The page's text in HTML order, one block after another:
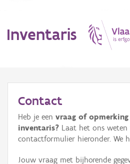
Inventaris
Erfgoedobject
Aanduidingsobject
Contact
Heb je een vraag of
inventaris? Laat het ons
contactformulier hieronder. We
Jouw vraag met bijhorende